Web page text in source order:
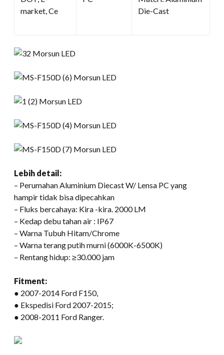
market, Ce
Die-Cast
Lebih detail:
– Perumahan Aluminium Diecast W/ Lensa PC yang
hampir tidak bisa dipecahkan
– Fluks bercahaya: Kira -kira. 2000 LM
– Kedap debu tahan air : IP67
– Warna Tubuh Hitam/Chrome
– Warna terang putih murni (6000K-6500K)
– Rentang hidup: ≥30.000 jam
Fitment:
● 2007-2014 Ford F150,
● Ekspedisi Ford 2007-2015;
● 2008-2011 Ford Ranger.